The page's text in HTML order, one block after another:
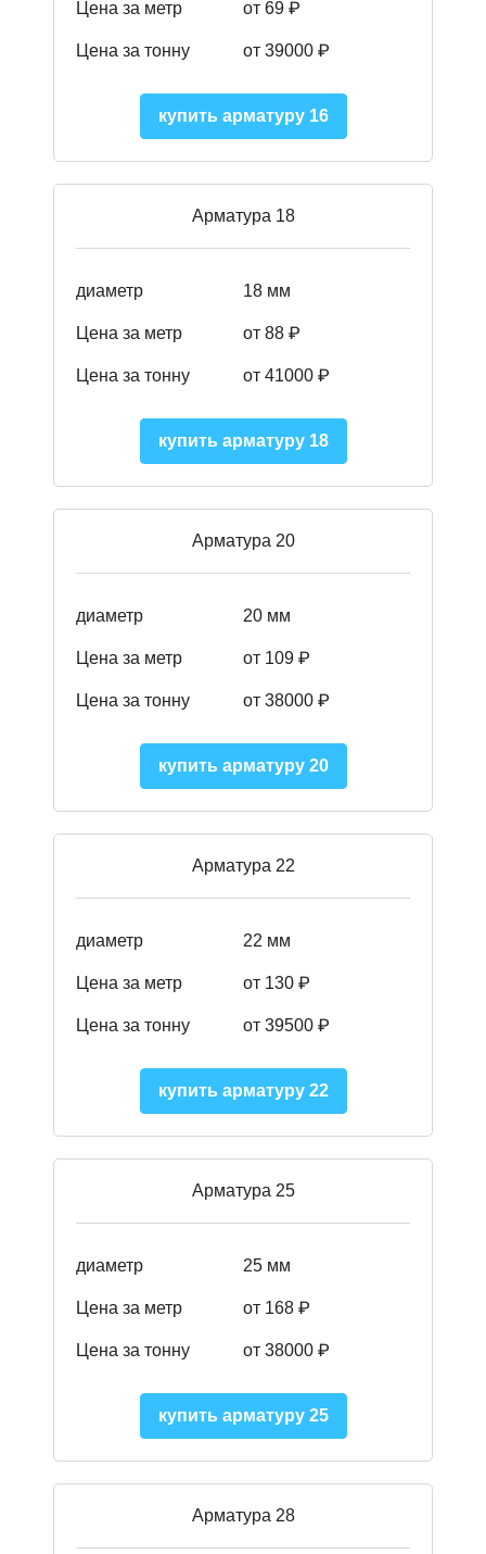
Цена за метр от 69 ₽
Цена за тонну от 39000 ₽
купить арматуру 16
Арматура 18
диаметр 18 мм
Цена за метр от 88 ₽
Цена за тонну от 41000 ₽
купить арматуру 18
Арматура 20
диаметр 20 мм
Цена за метр от 109 ₽
Цена за тонну от 38000 ₽
купить арматуру 20
Арматура 22
диаметр 22 мм
Цена за метр от 130 ₽
Цена за тонну от 39500 ₽
купить арматуру 22
Арматура 25
диаметр 25 мм
Цена за метр от 168 ₽
Цена за тонну от 38000 ₽
купить арматуру 25
Арматура 28